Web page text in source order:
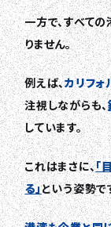
一方で、すべて
りません。
例えば、カリフ
注視しながらも、
しています。
これはまさに、「
る」という姿勢で